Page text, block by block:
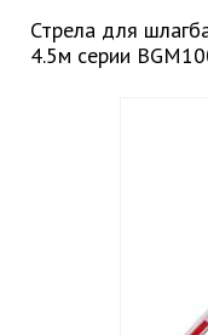
Стрела для
4.5м серии